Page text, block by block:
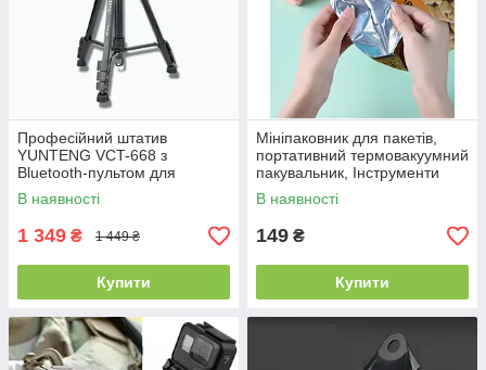
Професійний штатив
YUNTENG VCT-668 з
Bluetooth-пультом для
камери та телефону
В наявності
1 349 ₴ 1 449 ₴
Купити
Мініпаковник для пакетів,
портативний термовакуумний
пакувальник, Інструменти
для зберігання закусок
В наявності
149 ₴
Купити